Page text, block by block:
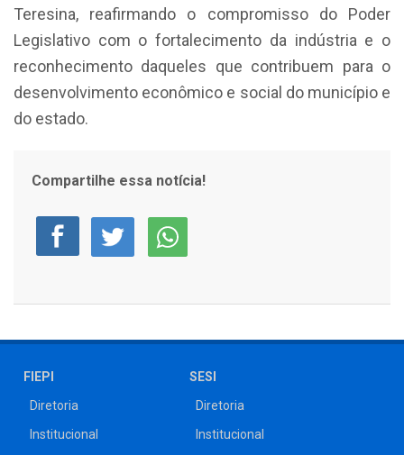
Teresina, reafirmando o compromisso do Poder
Legislativo com o fortalecimento da indústria e o
reconhecimento daqueles que contribuem para o
desenvolvimento econômico e social do município e
do estado.
Compartilhe essa notícia!
FIEPI
Diretoria
Institucional
SESI
Diretoria
Institucional